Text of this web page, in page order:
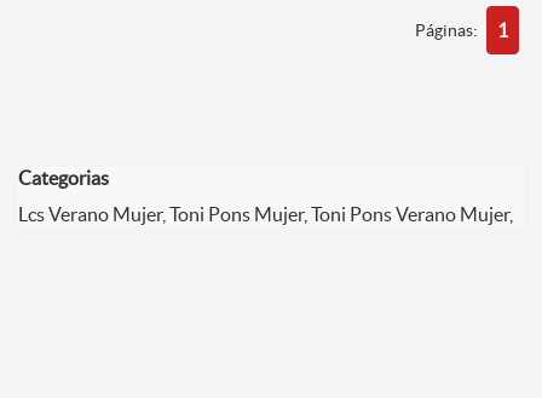
Páginas: 1
Categorias
Lcs Verano Mujer, Toni Pons Mujer, Toni Pons Verano Mujer,